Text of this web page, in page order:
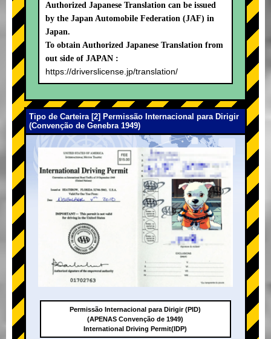
Authorized Japanese Translation can be issued
by the Japan Automobile Federation (JAF) in
Japan.
To obtain Authorized Japanese Translation from
out side of JAPAN :
https://driverslicense.jp/translation/
Tipo de Carteira [2] Permissão Internacional para Dirigir
(Convenção de Genebra 1949)
Permissão Internacional para Dirigir (PID)
(APENAS Convenção de 1949)
International Driving Permit(IDP)